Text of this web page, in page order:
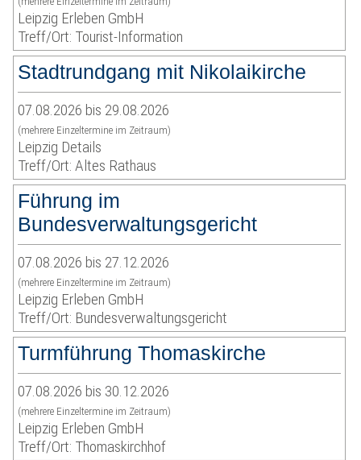
Leipzig Erleben GmbH
Treff/Ort: Tourist-Information
Stadtrundgang mit Nikolaikirche
07.08.2026 bis 29.08.2026
(mehrere Einzeltermine im Zeitraum)
Leipzig Details
Treff/Ort: Altes Rathaus
Führung im
Bundesverwaltungsgericht
07.08.2026 bis 27.12.2026
(mehrere Einzeltermine im Zeitraum)
Leipzig Erleben GmbH
Treff/Ort: Bundesverwaltungsgericht
Turmführung Thomaskirche
07.08.2026 bis 30.12.2026
(mehrere Einzeltermine im Zeitraum)
Leipzig Erleben GmbH
Treff/Ort: Thomaskirchhof